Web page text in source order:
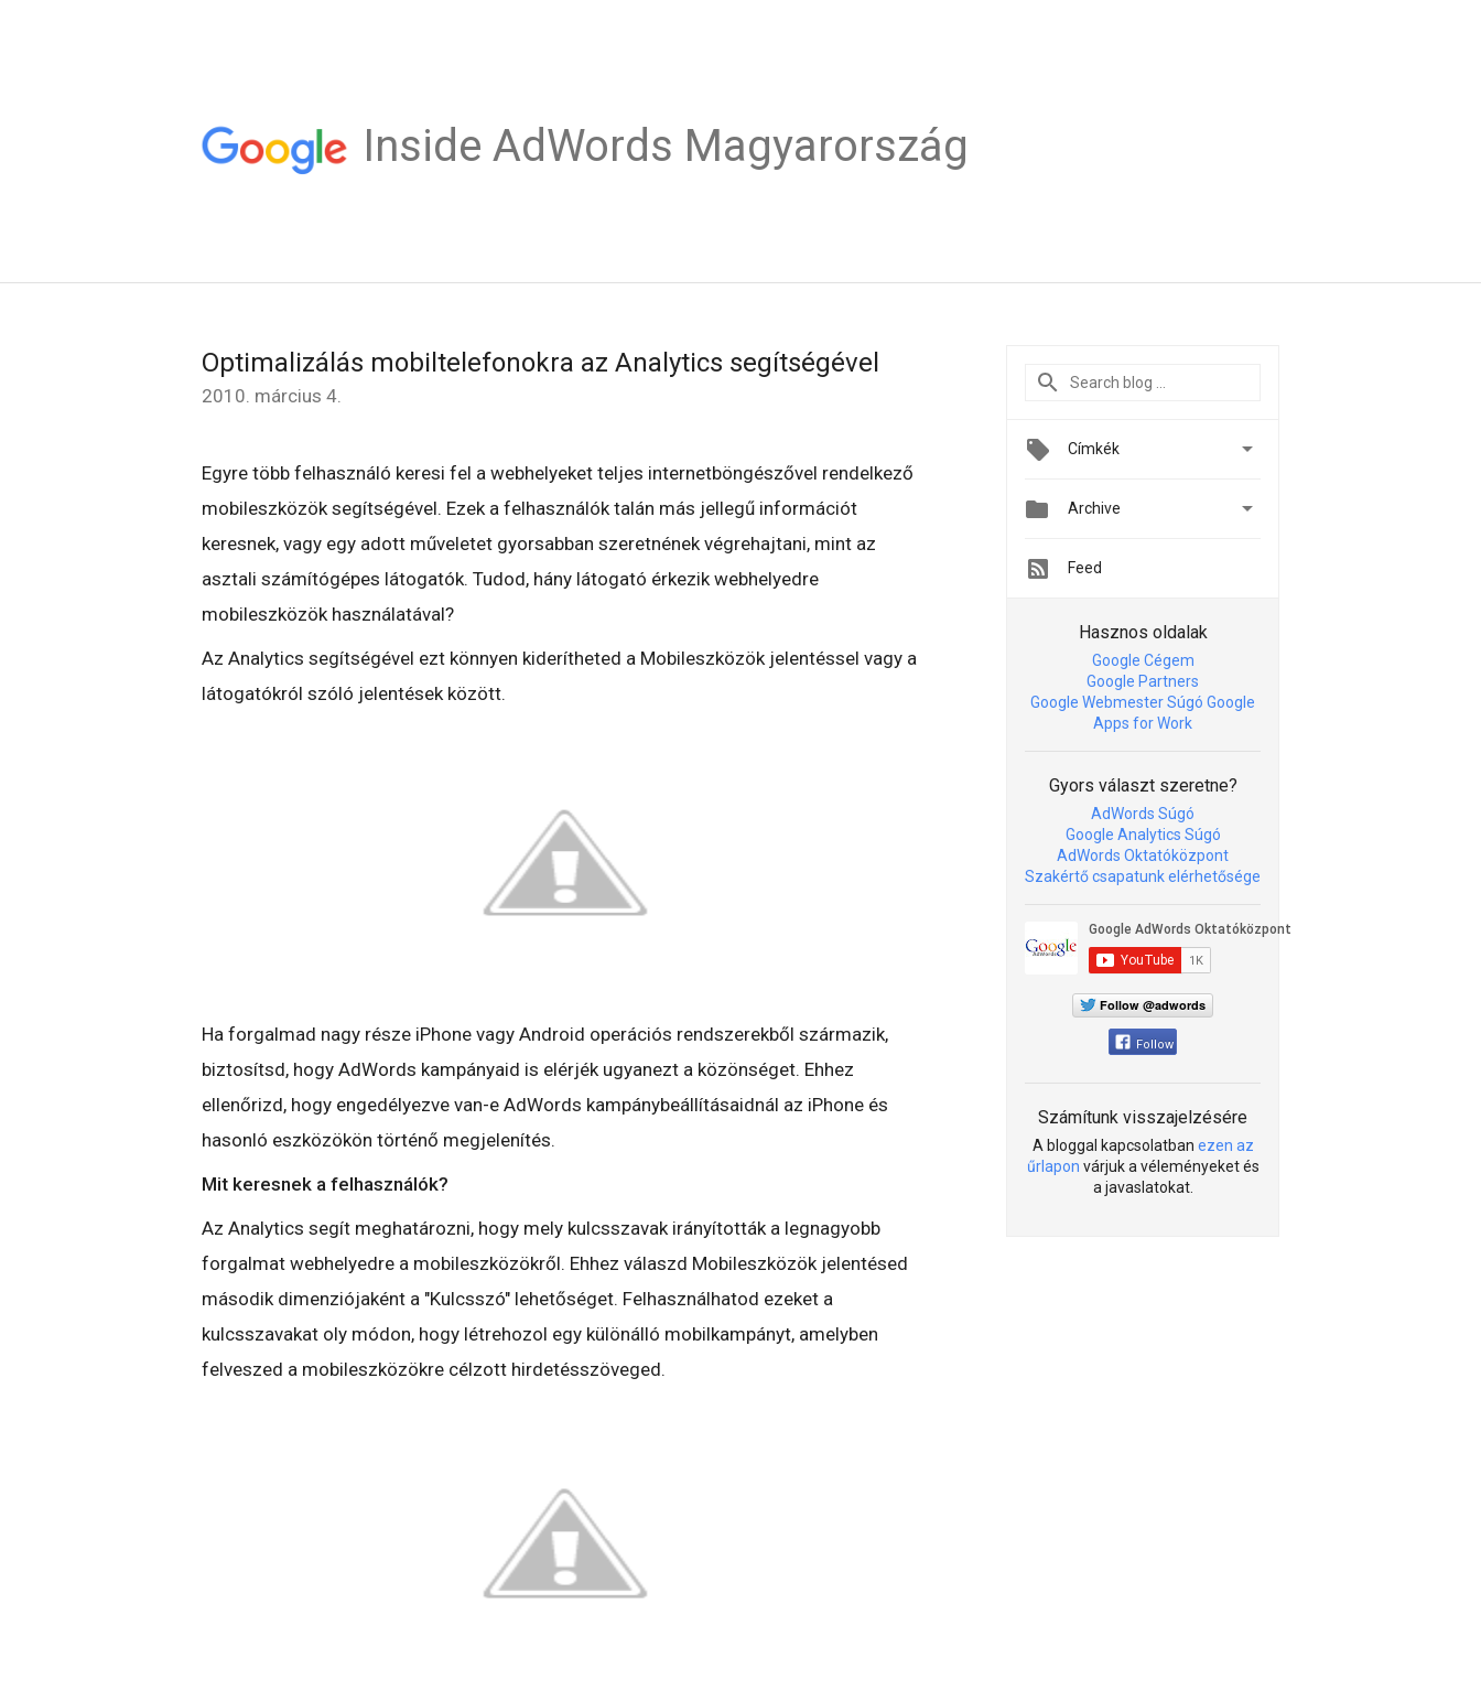
Inside AdWords Magyarország
Optimalizálás mobiltelefonokra az Analytics segítségével
2010. március 4.
Egyre több felhasználó keresi fel a webhelyeket teljes internetböngészővel rendelkező
mobileszközök segítségével. Ezek a felhasználók talán más jellegű információt
keresnek, vagy egy adott műveletet gyorsabban szeretnének végrehajtani, mint az
asztali számítógépes látogatók. Tudod, hány látogató érkezik webhelyedre
mobileszközök használatával?
Az Analytics segítségével ezt könnyen kiderítheted a Mobileszközök jelentéssel vagy a
látogatókról szóló jelentések között.
Ha forgalmad nagy része iPhone vagy Android operációs rendszerekből származik,
biztosítsd, hogy AdWords kampányaid is elérjék ugyanezt a közönséget. Ehhez
ellenőrizd, hogy engedélyezve van-e AdWords kampánybeállításaidnál az iPhone és
hasonló eszközökön történő megjelenítés.
Mit keresnek a felhasználók?
Az Analytics segít meghatározni, hogy mely kulcsszavak irányították a legnagyobb
forgalmat webhelyedre a mobileszközökről. Ehhez válaszd Mobileszközök jelentésed
második dimenziójaként a "Kulcsszó" lehetőséget. Felhasználhatod ezeket a
kulcsszavakat oly módon, hogy létrehozol egy különálló mobilkampányt, amelyben
felveszed a mobileszközökre célzott hirdetésszöveged.
Címkék 
 Archive 
Feed
Hasznos oldalak
Google Cégem
Google Partners
Google Webmester Súgó Google
Apps for Work
Gyors választ szeretne?
AdWords Súgó
Google Analytics Súgó
AdWords Oktatóközpont
Szakértő csapatunk elérhetősége
Follow @adwords
Follow
Számítunk visszajelzésére
A bloggal kapcsolatban ezen az
űrlapon várjuk a véleményeket és
a javaslatokat.